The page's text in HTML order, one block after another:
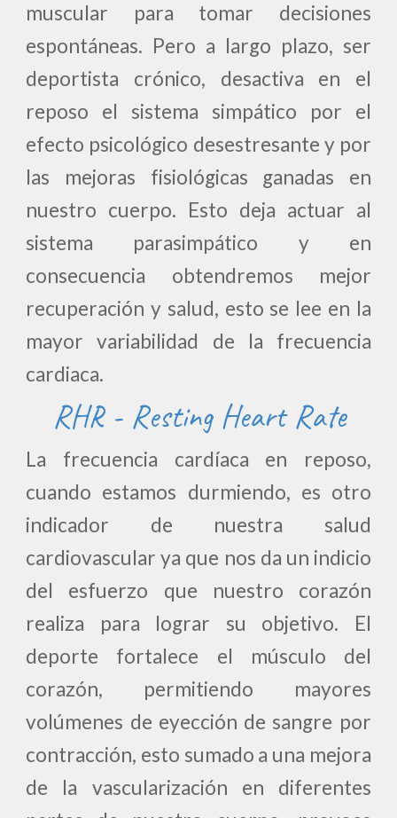
muscular para tomar decisiones
espontáneas. Pero a largo plazo, ser
deportista crónico, desactiva en el
reposo el sistema simpático por el
efecto psicológico desestresante y por
las mejoras fisiológicas ganadas en
nuestro cuerpo. Esto deja actuar al
sistema parasimpático y en
consecuencia obtendremos mejor
recuperación y salud, esto se lee en la
mayor variabilidad de la frecuencia
cardiaca.
RHR - RestingHeart Rate
La frecuencia cardíaca en reposo,
cuando estamos durmiendo, es otro
indicador de nuestra salud
cardiovascular ya que nos da un indicio
del esfuerzo que nuestro corazón
realiza para lograr su objetivo. El
deporte fortalece el músculo del
corazón, permitiendo mayores
volúmenes de eyección de sangre por
contracción, esto sumado a una mejora
de la vascularización en diferentes